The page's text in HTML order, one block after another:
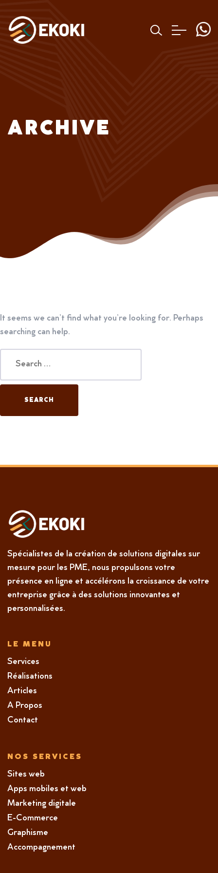
ARCHIVE
It seems we can’t find what you’re looking for. Perhaps
searching can help.
Spécialistes de la création de solutions digitales sur
mesure pour les PME, nous propulsons votre
présence en ligne et accélérons la croissance de votre
entreprise grâce à des solutions innovantes et
personnalisées.
LE MENU
Services
Réalisations
Articles
A Propos
Contact
NOS SERVICES
Sites web
Apps mobiles et web
Marketing digitale
E-Commerce
Graphisme
Accompagnement